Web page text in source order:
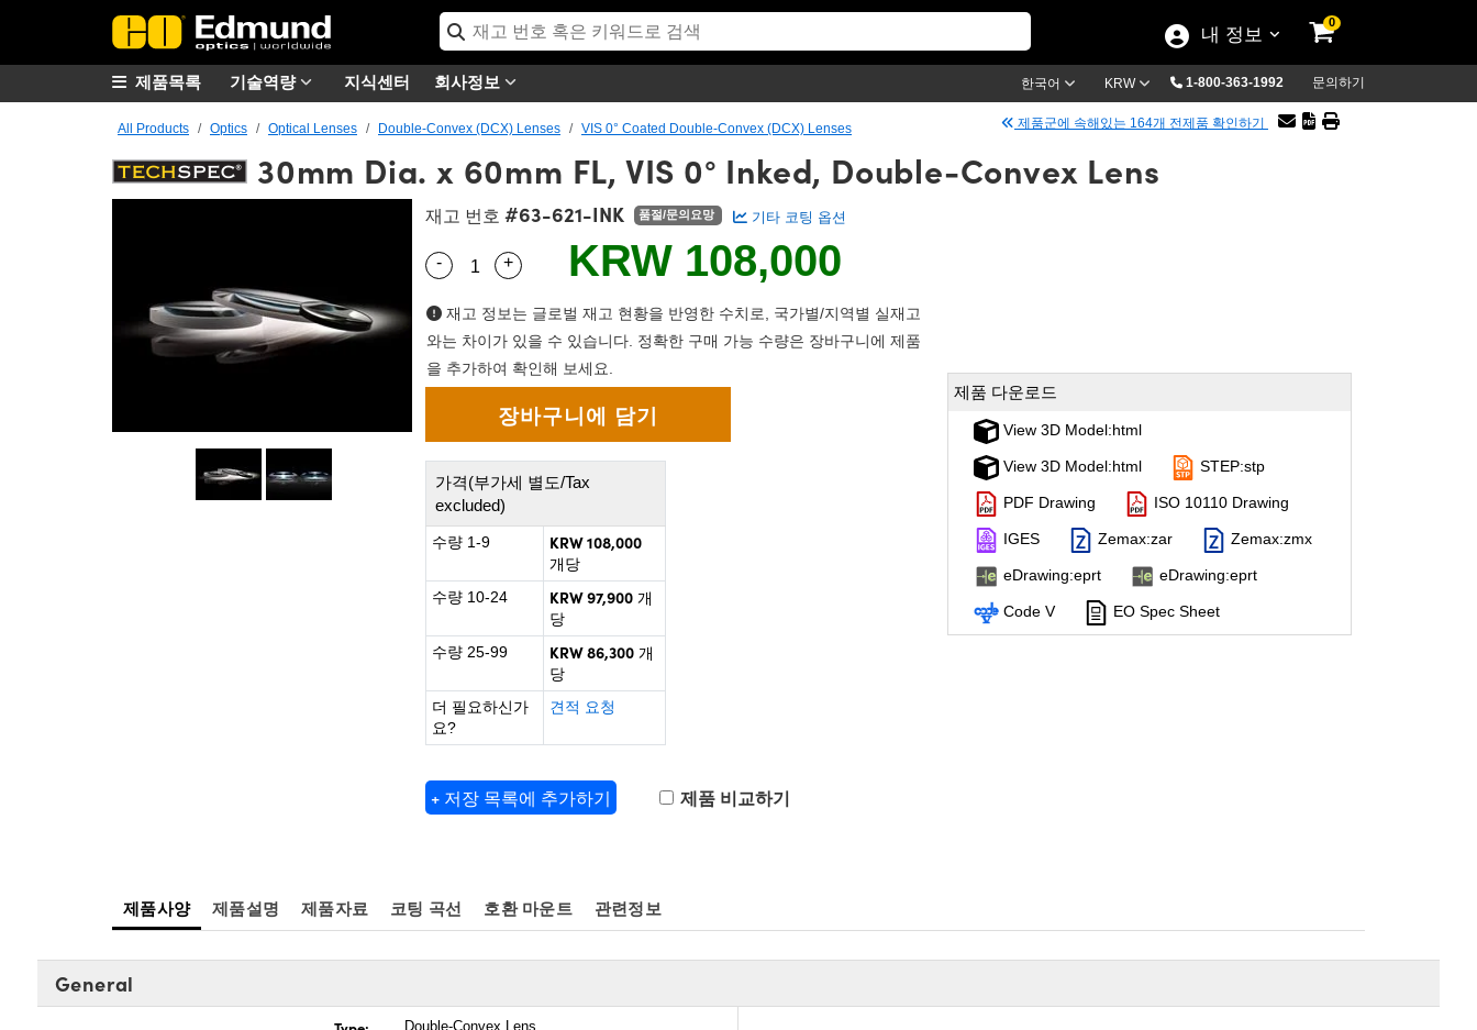
내 정보
0
기술역량 지식센터 회사정보 한국어 KRW 1-800-363-1992 문의하기
제품목록
All Products Optics Optical Lenses Double-Convex (DCX) Lenses VIS 0° Coated Double-Convex (DCX) Lenses 제품군에 속해있는 164개 전제품 확인하기
30mm Dia. x 60mm FL, VIS 0° Inked, Double-Convex Lens
재고 번호 #63-621-INK 품절/문의요망 기타 코팅 옵션
Quantity Selector
- Use the plus and minus buttons to adjust the quantity.
+ KRW 108,000
재고 정보는 글로벌 재고 현황을 반영한 수치로, 국가별/지역별 실재고
와는 차이가 있을 수 있습니다. 정확한 구매 가능 수량은 장바구니에 제품
을 추가하여 확인해 보세요.
가격(부가세 별도/Tax
excluded)
수량 1-9 KRW 108,000
개당
수량 10-24
KRW 97,900 개
당
수량 25-99
KRW 86,300 개
당
더 필요하신가
요?
견적 요청
+ 저장 목록에 추가하기 제품 비교하기
제품 다운로드
View 3D Model:html
View 3D Model:html STEP:stp
PDF Drawing ISO 10110 Drawing
IGES Zemax:zar Zemax:zmx
eDrawing:eprt eDrawing:eprt
Code V EO Spec Sheet
제품사양 제품설명 제품자료 코팅 곡선 호환 마운트 관련정보
General
Double-Convex Lens